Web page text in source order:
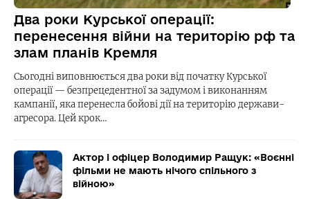
Два роки Курської операції:
перенесення війни на територію рф та
злам планів Кремля
Сьогодні виповнюється два роки від початку Курської
операції — безпрецедентної за задумом і виконанням
кампанії, яка перенесла бойові дії на територію держави-
агресора. Цей крок…
Актор і офіцер Володимир Ращук: «Воєнні
фільми не мають нічого спільного з
війною»